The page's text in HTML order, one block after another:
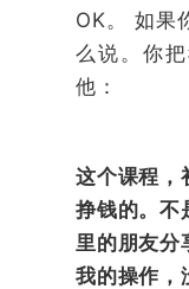
OK。 如果
么说。你
他：
这个课程，
挣钱的。不
里的朋友分
我的操作，